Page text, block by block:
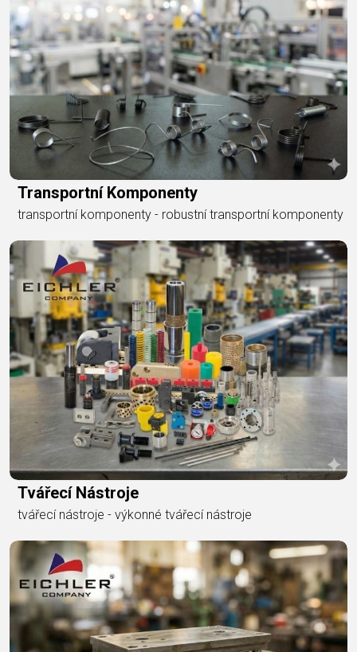
Transportní Komponenty
transportní komponenty - robustní transportní komponenty
Tvářecí Nástroje
tvářecí nástroje - výkonné tvářecí nástroje